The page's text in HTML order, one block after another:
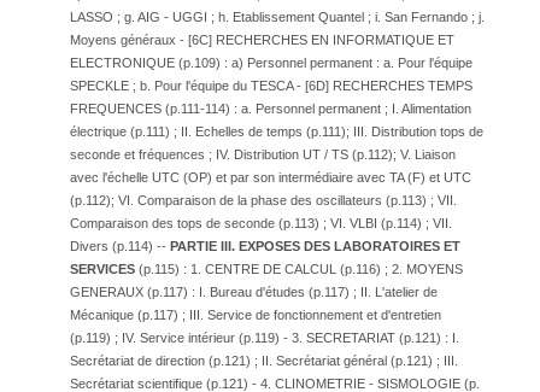
LASSO ; g. AIG - UGGI ; h. Etablissement Quantel ; i. San Fernando ; j.
Moyens généraux - [6C] RECHERCHES EN INFORMATIQUE ET
ELECTRONIQUE (p.109) : a) Personnel permanent : a. Pour l'équipe
SPECKLE ; b. Pour l'équipe du TESCA - [6D] RECHERCHES TEMPS
FREQUENCES (p.111-114) : a. Personnel permanent ; I. Alimentation
électrique (p.111) ; II. Echelles de temps (p.111); III. Distribution tops de
seconde et fréquences ; IV. Distribution UT / TS (p.112); V. Liaison
avec l'échelle UTC (OP) et par son intermédiaire avec TA (F) et UTC
(p.112); VI. Comparaison de la phase des oscillateurs (p.113) ; VII.
Comparaison des tops de seconde (p.113) ; VI. VLBI (p.114) ; VII.
Divers (p.114) -- PARTIE III. EXPOSES DES LABORATOIRES ET
SERVICES (p.115) : 1. CENTRE DE CALCUL (p.116) ; 2. MOYENS
GENERAUX (p.117) : I. Bureau d'études (p.117) ; II. L'atelier de
Mécanique (p.117) ; III. Service de fonctionnement et d'entretien
(p.119) ; IV. Service intérieur (p.119) - 3. SECRETARIAT (p.121) : I.
Secrétariat de direction (p.121) ; II. Secrétariat général (p.121) ; III.
Secrétariat scientifique (p.121) - 4. CLINOMETRIE - SISMOLOGIE (p.